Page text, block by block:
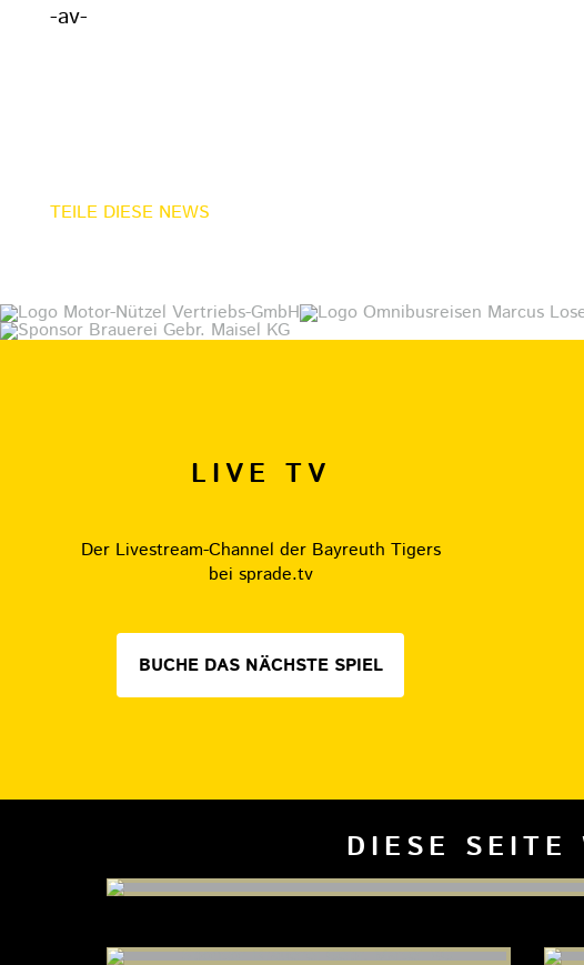
-av-
TEILE DIESE NEWS
LIVE TV
Der Livestream-Channel der Bayreuth Tigers
bei sprade.tv
BUCHE DAS NÄCHSTE SPIEL
DIESE SEITE